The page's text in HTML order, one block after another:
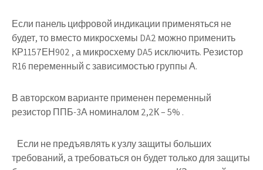
Если панель цифровой индикации применяться не
будет, то вместо микросхемы DA2 можно применить
КР1157ЕН902 , а микросхему DA5 исключить. Резистор
R16 переменный с зависимостью группы А.
В авторском варианте применен переменный
резистор ППБ-3А номиналом 2,2К – 5% .
Если не предъявлять к узлу защиты больших
требований, а требоваться он будет только для защиты